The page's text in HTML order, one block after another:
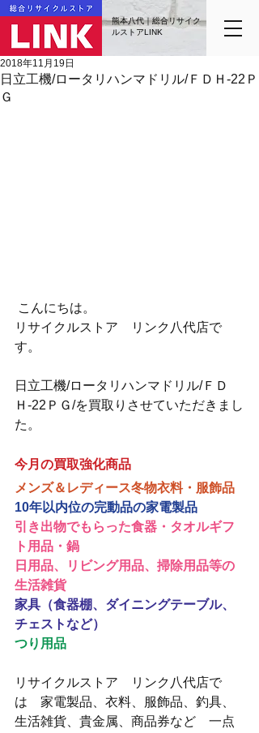
熊本八代｜総合リサイク
ルストアLINK
日立工機/ロータリハンマドリル/ＦＤＨ-22Ｐ
Ｇ
2018年11月19日
こんにちは。
リサイクルストア　リンク八代店で
す。
日立工機/ロータリハンマドリル/ＦＤ
Ｈ-22ＰＧ/を買取りさせていただきまし
た。
今月の買取強化商品
メンズ＆レディース冬物衣料・服飾品
10年以内位の完動品の家電製品
引き出物でもらった食器・タオルギフ
ト用品・鍋
日用品、リビング用品、掃除用品等の
生活雑貨
家具（食器棚、ダイニングテーブル、
チェストなど）
つり用品
リサイクルストア　リンク八代店で
は　家電製品、衣料、服飾品、釣具、
生活雑貨、貴金属、商品券など　一点